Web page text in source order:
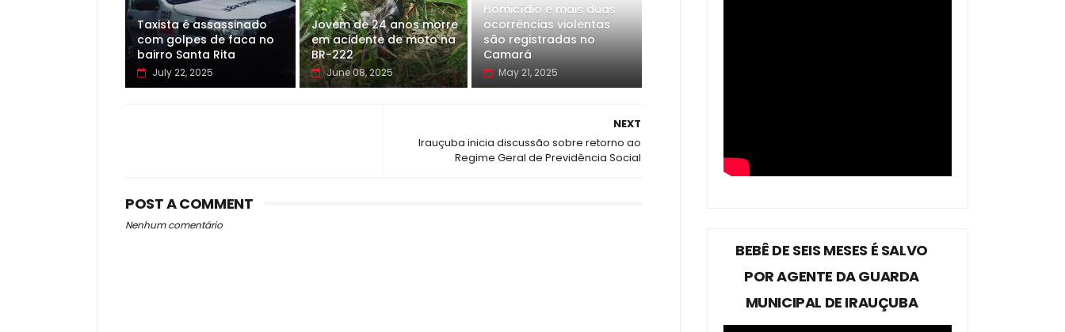
Taxista é assassinado
com golpes de faca no
bairro Santa Rita
July 22, 2025
Jovem de 24 anos morre
em acidente de moto na
BR-222
June 08, 2025
Homicídio e mais duas
ocorrências violentas
são registradas no
Camará
May 21, 2025
NEXT
Irauçuba inicia discussão sobre retorno ao
Regime Geral de Previdência Social
POST A COMMENT
Nenhum comentário
BEBÊ DE SEIS MESES É SALVO
POR AGENTE DA GUARDA
MUNICIPAL DE IRAUÇUBA